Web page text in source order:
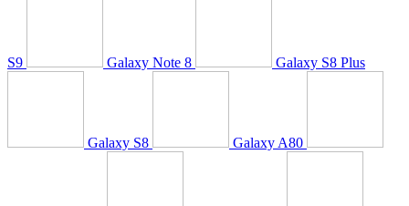
S9 Galaxy Note 8 Galaxy S8 Plus
Galaxy S8 Galaxy A80